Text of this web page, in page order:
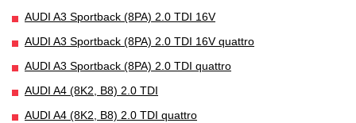
AUDI A3 Sportback (8PA) 2.0 TDI 16V
AUDI A3 Sportback (8PA) 2.0 TDI 16V quattro
AUDI A3 Sportback (8PA) 2.0 TDI quattro
AUDI A4 (8K2, B8) 2.0 TDI
AUDI A4 (8K2, B8) 2.0 TDI quattro